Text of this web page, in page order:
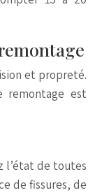
et propreté.
remontage est
l’état de toutes
de fissures, de